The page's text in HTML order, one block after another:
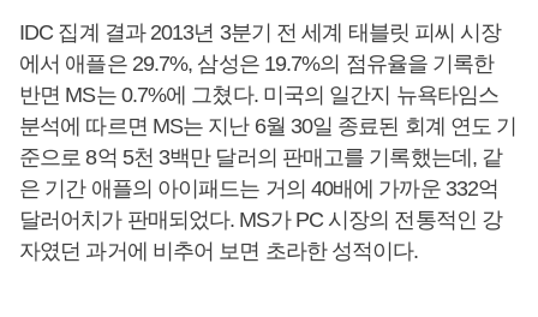
IDC 집계 결과 2013년 3분기 전 세계 태블릿 피씨 시장
에서 애플은 29.7%, 삼성은 19.7%의 점유율을 기록한
반면 MS는 0.7%에 그쳤다. 미국의 일간지 뉴욕타임스
분석에 따르면 MS는 지난 6월 30일 종료된 회계 연도 기
준으로 8억 5천 3백만 달러의 판매고를 기록했는데, 같
은 기간 애플의 아이패드는 거의 40배에 가까운 332억
달러어치가 판매되었다. MS가 PC 시장의 전통적인 강
자였던 과거에 비추어 보면 초라한 성적이다.